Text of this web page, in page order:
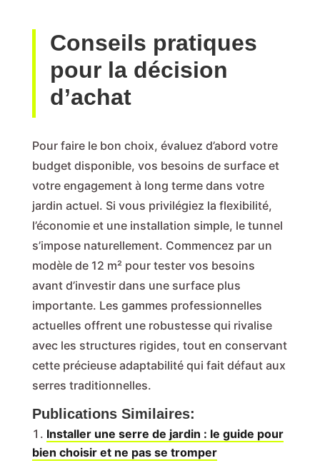
Conseils pratiques
pour la décision
d’achat
Pour faire le bon choix, évaluez d’abord votre
budget disponible, vos besoins de surface et
votre engagement à long terme dans votre
jardin actuel. Si vous privilégiez la flexibilité,
l’économie et une installation simple, le tunnel
s’impose naturellement. Commencez par un
modèle de 12 m² pour tester vos besoins
avant d’investir dans une surface plus
importante. Les gammes professionnelles
actuelles offrent une robustesse qui rivalise
avec les structures rigides, tout en conservant
cette précieuse adaptabilité qui fait défaut aux
serres traditionnelles.
Publications Similaires:
Installer une serre de jardin : le guide pour
bien choisir et ne pas se tromper